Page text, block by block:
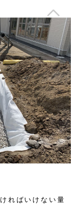
ればいけない量